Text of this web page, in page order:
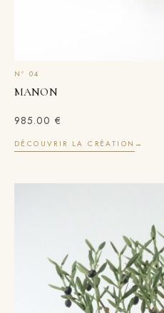
MANON
985.00 €
DÉCOUVRIR LA CRÉATION →